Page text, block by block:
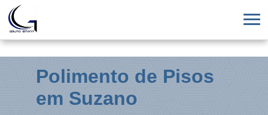
Polimento de Pisos
em Suzano